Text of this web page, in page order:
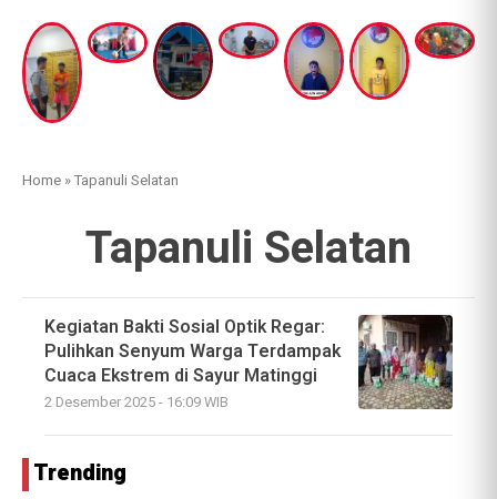
Home »Tapanuli Selatan
Tapanuli Selatan
Kegiatan Bakti Sosial Optik Regar:
Pulihkan Senyum Warga Terdampak
Cuaca Ekstrem di Sayur Matinggi
2 Desember 2025 - 16:09 WIB
Trending